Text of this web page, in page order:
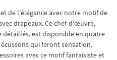
de l'élégance avec notre motif de
drapeaux. Ce chef-d'œuvre,
détaillés, est disponible en quatre
qui feront sensation.
avec ce motif fantaisiste et